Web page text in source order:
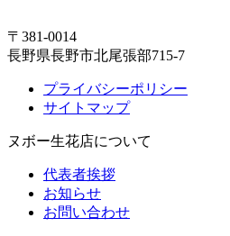
〒381-0014
長野県長野市北尾張部715-7
プライバシーポリシー
サイトマップ
ヌボー生花店について
代表者挨拶
お知らせ
お問い合わせ